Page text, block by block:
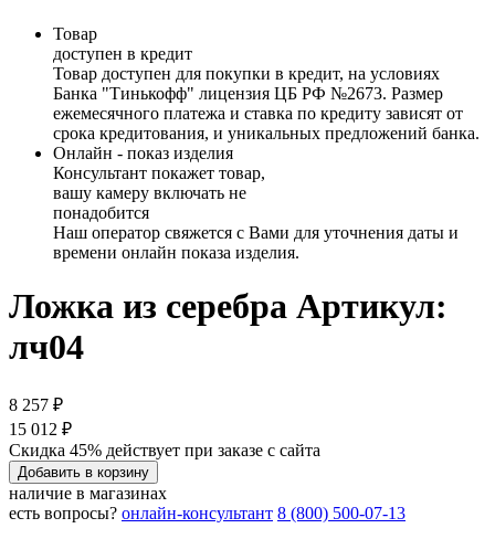
Товар
доступен в кредит
Товар доступен для покупки в кредит, на условиях
Банка "Тинькофф" лицензия ЦБ РФ №2673. Размер
ежемесячного платежа и ставка по кредиту зависят от
срока кредитования, и уникальных предложений банка.
Онлайн - показ изделия
Консультант покажет товар,
вашу камеру включать не
понадобится
Наш оператор свяжется с Вами для уточнения даты и
времени онлайн показа изделия.
Ложка из серебра Артикул:
лч04
8 257 ₽
15 012 ₽
Скидка 45% действует при заказе с сайта
Добавить в корзину
наличие в магазинах
есть вопросы? онлайн-консультант 8 (800) 500-07-13